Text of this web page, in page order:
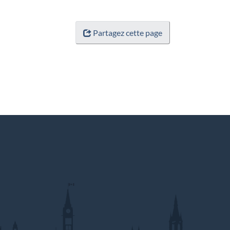
Partagez cette page